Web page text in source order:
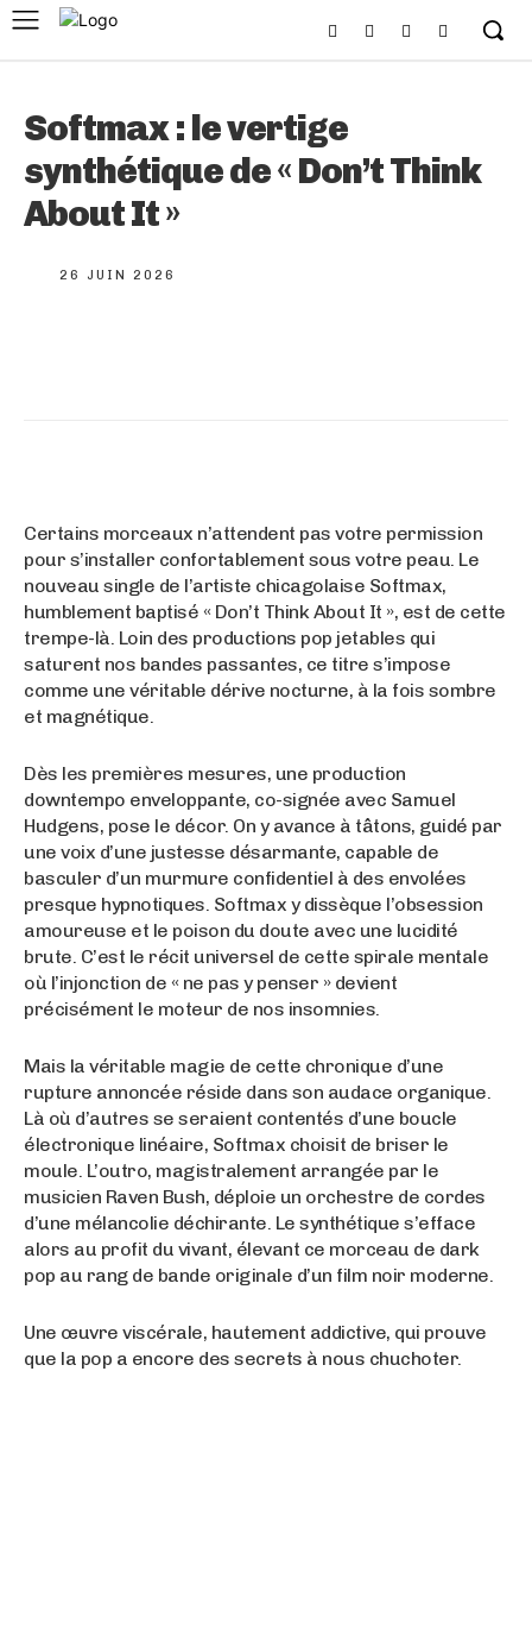
Softmax : le vertige
synthétique de « Don’t Think
About It »
26 JUIN 2026
Certains morceaux n’attendent pas votre permission
pour s’installer confortablement sous votre peau. Le
nouveau single de l’artiste chicagolaise Softmax,
humblement baptisé « Don’t Think About It », est de cette
trempe-là. Loin des productions pop jetables qui
saturent nos bandes passantes, ce titre s’impose
comme une véritable dérive nocturne, à la fois sombre
et magnétique.
Dès les premières mesures, une production
downtempo enveloppante, co-signée avec Samuel
Hudgens, pose le décor. On y avance à tâtons, guidé par
une voix d’une justesse désarmante, capable de
basculer d’un murmure confidentiel à des envolées
presque hypnotiques. Softmax y dissèque l’obsession
amoureuse et le poison du doute avec une lucidité
brute. C’est le récit universel de cette spirale mentale
où l’injonction de « ne pas y penser » devient
précisément le moteur de nos insomnies.
Mais la véritable magie de cette chronique d’une
rupture annoncée réside dans son audace organique.
Là où d’autres se seraient contentés d’une boucle
électronique linéaire, Softmax choisit de briser le
moule. L’outro, magistralement arrangée par le
musicien Raven Bush, déploie un orchestre de cordes
d’une mélancolie déchirante. Le synthétique s’efface
alors au profit du vivant, élevant ce morceau de dark
pop au rang de bande originale d’un film noir moderne.
Une œuvre viscérale, hautement addictive, qui prouve
que la pop a encore des secrets à nous chuchoter.